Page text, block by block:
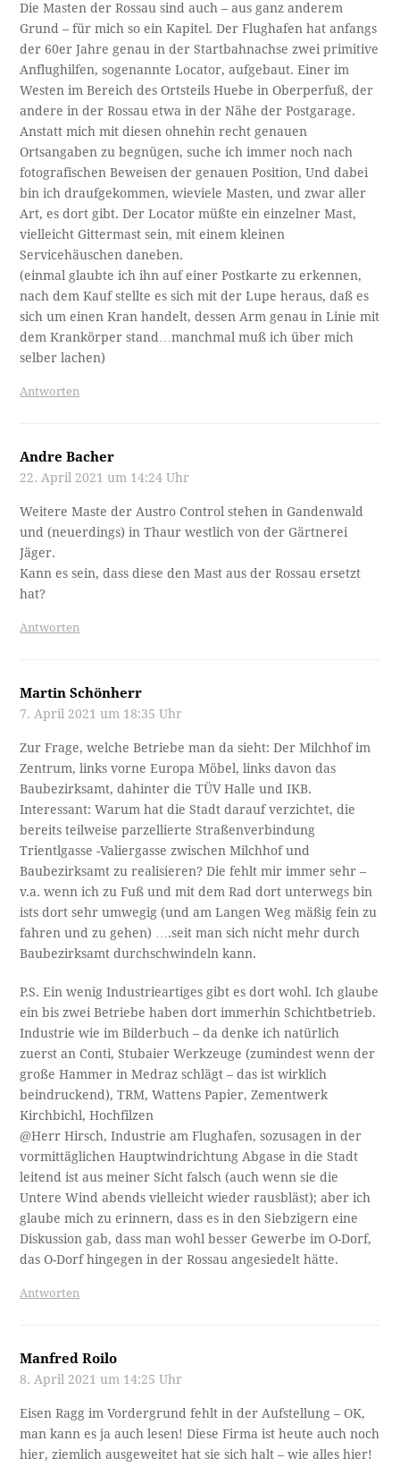
Die Masten der Rossau sind auch – aus ganz anderem
Grund – für mich so ein Kapitel. Der Flughafen hat anfangs
der 60er Jahre genau in der Startbahnachse zwei primitive
Anflughilfen, sogenannte Locator, aufgebaut. Einer im
Westen im Bereich des Ortsteils Huebe in Oberperfuß, der
andere in der Rossau etwa in der Nähe der Postgarage.
Anstatt mich mit diesen ohnehin recht genauen
Ortsangaben zu begnügen, suche ich immer noch nach
fotografischen Beweisen der genauen Position, Und dabei
bin ich draufgekommen, wieviele Masten, und zwar aller
Art, es dort gibt. Der Locator müßte ein einzelner Mast,
vielleicht Gittermast sein, mit einem kleinen
Servicehäuschen daneben.
(einmal glaubte ich ihn auf einer Postkarte zu erkennen,
nach dem Kauf stellte es sich mit der Lupe heraus, daß es
sich um einen Kran handelt, dessen Arm genau in Linie mit
dem Krankörper stand…manchmal muß ich über mich
selber lachen)
Antworten
Andre Bacher
22. April 2021 um 14:24 Uhr
Weitere Maste der Austro Control stehen in Gandenwald
und (neuerdings) in Thaur westlich von der Gärtnerei
Jäger.
Kann es sein, dass diese den Mast aus der Rossau ersetzt
hat?
Antworten
Martin Schönherr
7. April 2021 um 18:35 Uhr
Zur Frage, welche Betriebe man da sieht: Der Milchhof im
Zentrum, links vorne Europa Möbel, links davon das
Baubezirksamt, dahinter die TÜV Halle und IKB.
Interessant: Warum hat die Stadt darauf verzichtet, die
bereits teilweise parzellierte Straßenverbindung
Trientlgasse -Valiergasse zwischen Milchhof und
Baubezirksamt zu realisieren? Die fehlt mir immer sehr –
v.a. wenn ich zu Fuß und mit dem Rad dort unterwegs bin
ists dort sehr umwegig (und am Langen Weg mäßig fein zu
fahren und zu gehen) ….seit man sich nicht mehr durch
Baubezirksamt durchschwindeln kann.
P.S. Ein wenig Industrieartiges gibt es dort wohl. Ich glaube
ein bis zwei Betriebe haben dort immerhin Schichtbetrieb.
Industrie wie im Bilderbuch – da denke ich natürlich
zuerst an Conti, Stubaier Werkzeuge (zumindest wenn der
große Hammer in Medraz schlägt – das ist wirklich
beindruckend), TRM, Wattens Papier, Zementwerk
Kirchbichl, Hochfilzen
@Herr Hirsch, Industrie am Flughafen, sozusagen in der
vormittäglichen Hauptwindrichtung Abgase in die Stadt
leitend ist aus meiner Sicht falsch (auch wenn sie die
Untere Wind abends vielleicht wieder rausbläst); aber ich
glaube mich zu erinnern, dass es in den Siebzigern eine
Diskussion gab, dass man wohl besser Gewerbe im O-Dorf,
das O-Dorf hingegen in der Rossau angesiedelt hätte.
Antworten
Manfred Roilo
8. April 2021 um 14:25 Uhr
Eisen Ragg im Vordergrund fehlt in der Aufstellung – OK,
man kann es ja auch lesen! Diese Firma ist heute auch noch
hier, ziemlich ausgeweitet hat sie sich halt – wie alles hier!